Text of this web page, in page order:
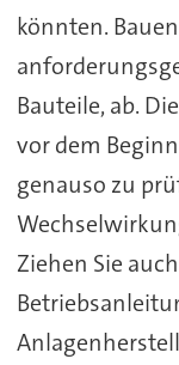
könnten.
Bauteile, ab.
vor dem
genauso zu
Ziehen Sie